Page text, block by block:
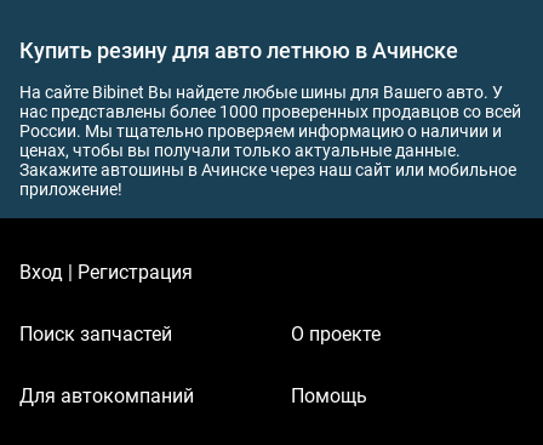
Купить резину для авто летнюю в Ачинске
На сайте Bibinet Вы найдете любые шины для Вашего авто. У
нас представлены более 1000 проверенных продавцов со всей
России. Мы тщательно проверяем информацию о наличии и
ценах, чтобы вы получали только актуальные данные.
Закажите автошины в Ачинске через наш сайт или мобильное
приложение!
Вход | Регистрация
Поиск запчастей
Для автокомпаний
О проекте
Помощь